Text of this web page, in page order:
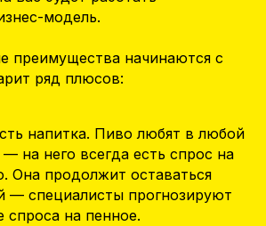
модель.
преимущества начинаются с
ряд плюсов:
напитка. Пиво любят в любой
— на него всегда есть спрос на
Она продолжит оставаться
— специалисты прогнозируют
спроса на пенное.